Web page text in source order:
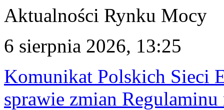
Aktualności Rynku Mocy
6 sierpnia 2026, 13:25
Komunikat Polskich Sieci
sprawie zmian